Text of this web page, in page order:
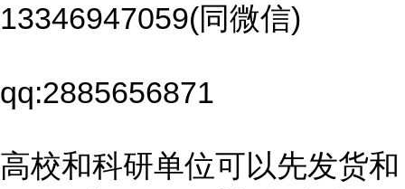
13346947059(同微信)
qq:2885656871
高校和科研单位可以先发货和